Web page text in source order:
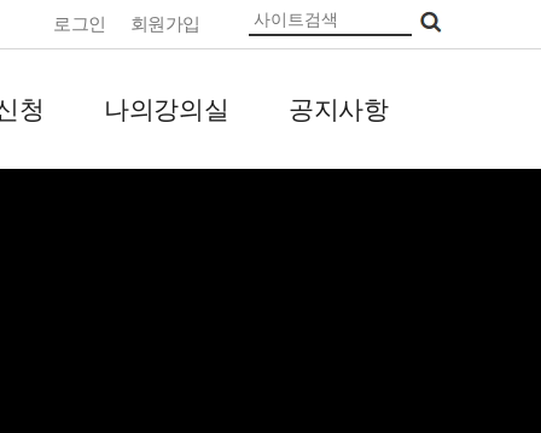
로그인 회원가입
청 나의강의실 공지사항